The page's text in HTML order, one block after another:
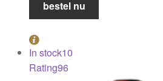
2012
bestel nu
In stock10
Rating96